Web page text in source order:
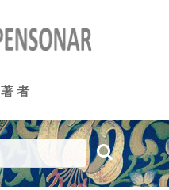
著者